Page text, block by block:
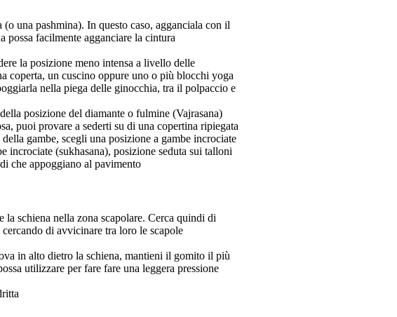
una pashmina). In questo caso, agganciala con il
possa facilmente agganciare la cintura
la posizione meno intensa a livello delle
coperta, un cuscino oppure uno o più blocchi yoga
nella piega delle ginocchia, tra il polpaccio e
posizione del diamante o fulmine (Vajrasana)
puoi provare a sederti su di una copertina ripiegata
gambe, scegli una posizione a gambe incrociate
incrociate (sukhasana), posizione seduta sui talloni
che appoggiano al pavimento
schiena nella zona scapolare. Cerca quindi di
di avvicinare tra loro le scapole
in alto dietro la schiena, mantieni il gomito il più
utilizzare per fare fare una leggera pressione